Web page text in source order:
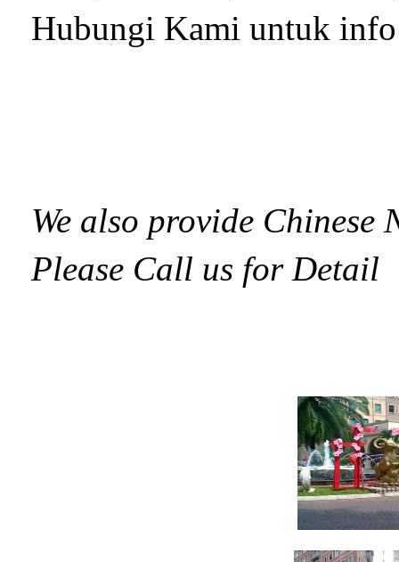
Hubungi Kami untuk
We also provide Chinese
Please Call us for Detail